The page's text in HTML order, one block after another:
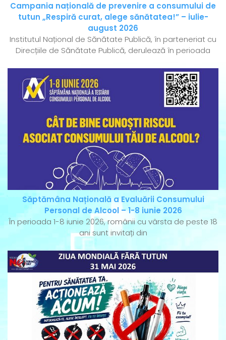
Campania națională de prevenire a consumului de
tutun „Respiră curat, alege sănătatea!” – iulie-
august 2026
Institutul Național de Sănătate Publică, în parteneriat cu
Direcțiile de Sănătate Publică, derulează în perioada
Săptămâna Națională a Evaluării Consumului
Personal de Alcool – 1-8 iunie 2026
În perioada 1-8 iunie 2026, românii cu vârsta de peste 18
ani sunt invitați din